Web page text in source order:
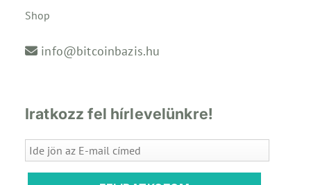
Shop
info@bitcoinbazis.hu
Iratkozz fel hírlevelünkre!